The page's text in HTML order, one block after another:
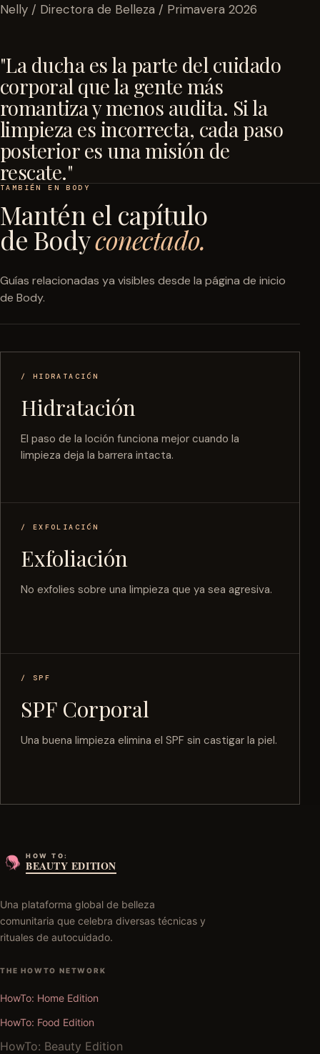
Nelly / Directora de Belleza / Primavera 2026
"La ducha es la parte del cuidado
corporal que la gente más
romantiza y menos audita. Si la
limpieza es incorrecta, cada paso
posterior es una misión de
rescate."
TAMBIÉN EN BODY
Mantén el capítulo
de Bodyconectado.
Guías relacionadas ya visibles desde la página de inicio
de Body.
/ HIDRATACIÓN
Hidratación
El paso de la loción funciona mejor cuando la
limpieza deja la barrera intacta.
/ EXFOLIACIÓN
Exfoliación
No exfolies sobre una limpieza que ya sea agresiva.
/ SPF
SPF Corporal
Una buena limpieza elimina el SPF sin castigar la piel.
HOW TO:
BEAUTY EDITION
Una plataforma global de belleza
comunitaria que celebra diversas técnicas y
rituales de autocuidado.
THE HOWTO NETWORK
HowTo: Home Edition
HowTo: Food Edition
HowTo: Beauty Edition